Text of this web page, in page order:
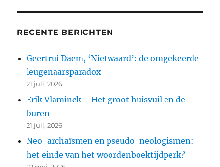
RECENTE BERICHTEN
Geertrui Daem, ‘Nietwaard’: de omgekeerde
leugenaarsparadox
21 juli, 2026
Erik Vlaminck – Het groot huisvuil en de
buren
21 juli, 2026
Neo-archaïsmen en pseudo-neologismen:
het einde van het woordenboektijdperk?